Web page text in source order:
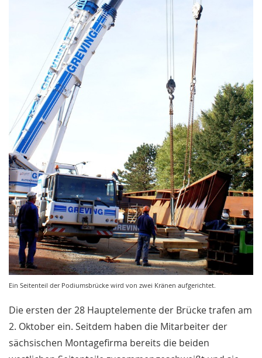
Ein Seitenteil der Podiumsbrücke wird von zwei Kränen aufgerichtet.
Die ersten der 28 Hauptelemente der Brücke trafen am
2. Oktober ein. Seitdem haben die Mitarbeiter der
sächsischen Montagefirma bereits die beiden